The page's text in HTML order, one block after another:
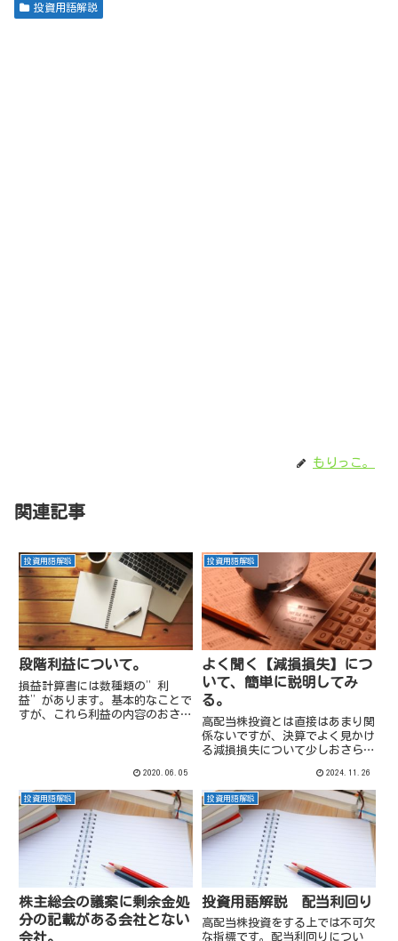
投資用語解説
もりっこ。
関連記事
投資用語解説
段階利益について。
損益計算書には数種類の”利
益”があります。基本的なことで
すが、これら利益の内容のおさら
2020.06.05
投資用語解説
よく聞く【減損損失】につ
いて、簡単に説明してみ
る。
高配当株投資とは直接はあまり関
係ないですが、決算でよく見かけ
る減損損失について少しおさらい
2024.11.26
投資用語解説
株主総会の議案に剰余金処
分の記載がある会社とない
会社。
投資用語解説
投資用語解説 配当利回り
高配当株投資をする上では不可欠
な指標です。配当利回りについ